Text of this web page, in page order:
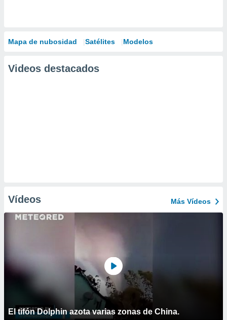
Mapa de nubosidad Satélites Modelos
Videos destacados
Vídeos Más Vídeos
El tifón Dolphin azota varias zonas de China.